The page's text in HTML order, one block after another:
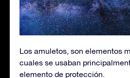
Los amuletos, son elementos
cuales se usaban
elemento de protección.